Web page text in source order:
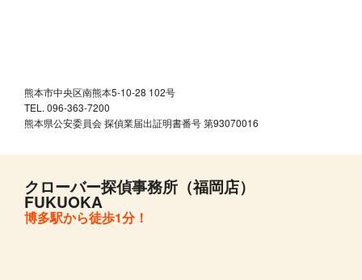
熊本市中央区南熊本5-10-28 102号
TEL. 096-363-7200
熊本県公安委員会 探偵業届出証明書番号 第93070016
クローバー探偵事務所（福岡店）
FUKUOKA
博多駅から徒歩1分！